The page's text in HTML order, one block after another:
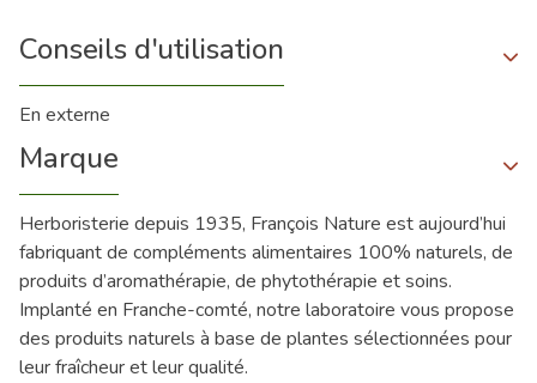
Conseils d'utilisation
En externe
Marque
Herboristerie depuis 1935, François Nature est aujourd’hui
fabriquant de compléments alimentaires 100% naturels, de
produits d’aromathérapie, de phytothérapie et soins.
Implanté en Franche-comté, notre laboratoire vous propose
des produits naturels à base de plantes sélectionnées pour
leur fraîcheur et leur qualité.